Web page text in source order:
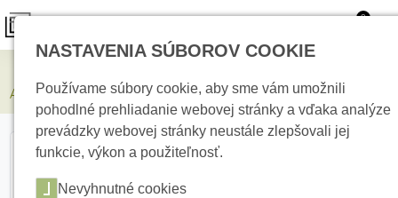
0
AJAX Brandplate White pre sirénu StreetSiren Doubledeck
NASTAVENIA SÚBOROV COOKIE
Používame súbory cookie, aby sme vám umožnili
pohodlné prehliadanie webovej stránky a vďaka analýze
prevádzky webovej stránky neustále zlepšovali jej
funkcie, výkon a použiteľnosť.
Nevyhnutné cookies